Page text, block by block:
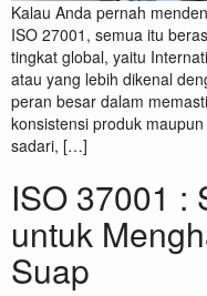
Kalau Anda pernah
ISO 27001, semua itu
tingkat global, yaitu
atau yang lebih dikenal
peran besar dalam
konsistensi produk
sadari, […]
ISO 37001 :
untuk
Suap